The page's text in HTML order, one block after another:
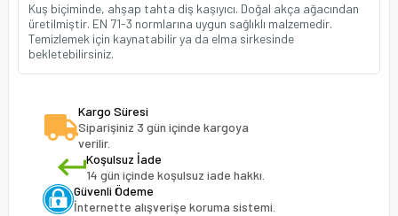
Kuş biçiminde, ahşap tahta diş kaşıyıcı. Doğal akça ağacından
üretilmiştir. EN 71-3 normlarına uygun sağlıklı malzemedir.
Temizlemek için kaynatabilir ya da elma sirkesinde
bekletebilirsiniz.
Kargo Süresi
Siparişiniz 3 gün içinde kargoya
verilir.
Koşulsuz İade
14 gün içinde koşulsuz iade hakkı.
Güvenli Ödeme
İnternette alışverişe koruma sistemi.